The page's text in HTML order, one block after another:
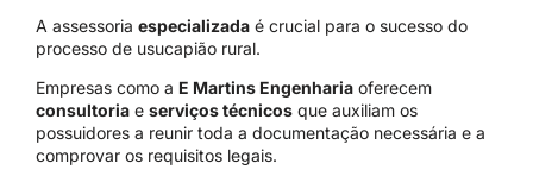
A assessoria especializada é crucial para o sucesso do
processo de usucapião rural.
Empresas como a E Martins Engenharia oferecem
consultoria e serviços técnicos que auxiliam os
possuidores a reunir toda a documentação necessária e a
comprovar os requisitos legais.